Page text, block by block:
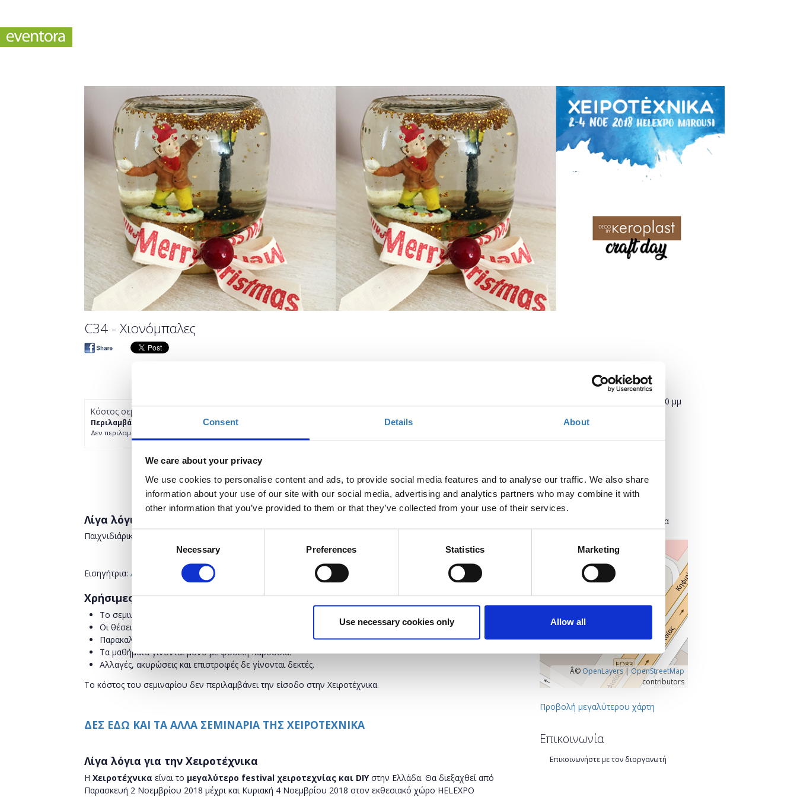
Consent Details About
We care about your privacy
We use cookies to personalise content and ads, to provide social media features and to analyse our traffic. We also share
information about your use of our site with our social media, advertising and analytics partners who may combine it with
other information that you’ve provided to them or that they’ve collected from your use of their services.
Consent
Necessary Preferences Statistics Marketing
Use necessary cookies only Allow all
C34 - Χιονόμπαλες
Κόστος σεμιναρίου
Περιλαμβάνει όλα τα υλικά.
Δεν περιλαμβάνει το κόστος εισόδου στη Χειροτέχνικα.
Λίγα λόγια για το σεμινάριο
Παιχνιδιάρικες χιονόμπαλες από γυάλινα βάζα και διακοσμητικά.
Εισηγήτρια: Λίτσα Τζίκα Κωδικός σεμιναρίου: C34
Χρήσιμες Πληροφορίες
Το σεμινάριο διαρκεί 1 ώρα.
Οι θέσεις είναι περιορισμένες.
Παρακαλώ να βρίσκεστε στο χώρο 15’ πριν την έναρξη του σεμιναρίου.
Τα μαθήματα γίνονται μόνο με φυσική παρουσία.
Αλλαγές, ακυρώσεις και επιστροφές δε γίνονται δεκτές.
Το κόστος του σεμιναρίου δεν περιλαμβάνει την είσοδο στην Χειροτέχνικα.
ΔΕΣ ΕΔΩ ΚΑΙ ΤΑ ΑΛΛΑ ΣΕΜΙΝΑΡΙΑ ΤΗΣ ΧΕΙΡΟΤΕΧΝΙΚΑ
Λίγα λόγια για την Χειροτέχνικα
Η Χειροτέχνικα είναι το μεγαλύτερο festival χειροτεχνίας και DIY στην Ελλάδα. Θα διεξαχθεί από
Παρασκευή 2 Νοεμβρίου 2018 μέχρι και Κυριακή 4 Νοεμβρίου 2018 στον εκθεσιακό χώρο HELEXPO
3:30 μμ
Helexpo - Maroussi
Λεωφόρος Κηφισίας 39
151 23 Μαρούσι
Βόρειος Τομέας Αθηνών, Ελλάδα
Â© OpenLayers| OpenStreetMap
contributors
Προβολή μεγαλύτερου χάρτη
Επικοινωνία
Επικοινωνήστε με τον διοργανωτή